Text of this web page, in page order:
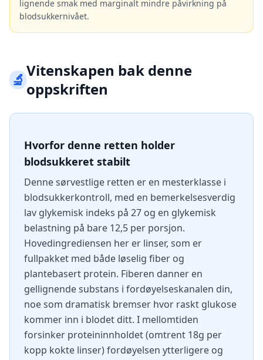
lignende smak med marginalt mindre påvirkning på
blodsukkernivået.
🔬Vitenskapen bak denne
oppskriften
Hvorfor denne retten holder
blodsukkeret stabilt
Denne sørvestlige retten er en mesterklasse i
blodsukkerkontroll, med en bemerkelsesverdig
lav glykemisk indeks på 27 og en glykemisk
belastning på bare 12,5 per porsjon.
Hovedingrediensen her er linser, som er
fullpakket med både løselig fiber og
plantebasert protein. Fiberen danner en
gellignende substans i fordøyelseskanalen din,
noe som dramatisk bremser hvor raskt glukose
kommer inn i blodet ditt. I mellomtiden
forsinker proteininnholdet (omtrent 18g per
kopp kokte linser) fordøyelsen ytterligere og